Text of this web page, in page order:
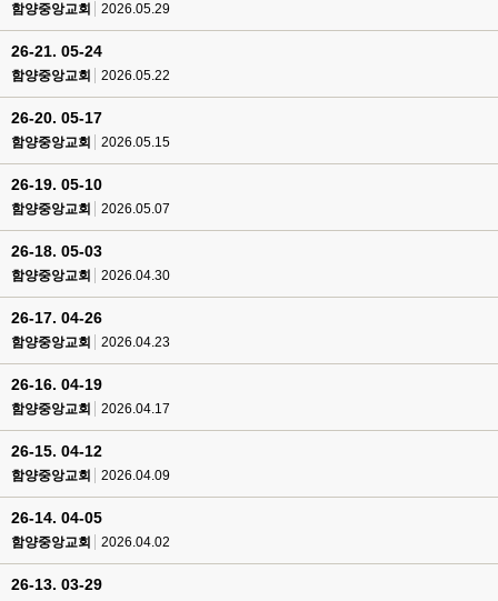
함양중앙교회 2026.05.29
26-21. 05-24
함양중앙교회 2026.05.22
26-20. 05-17
함양중앙교회 2026.05.15
26-19. 05-10
함양중앙교회 2026.05.07
26-18. 05-03
함양중앙교회 2026.04.30
26-17. 04-26
함양중앙교회 2026.04.23
26-16. 04-19
함양중앙교회 2026.04.17
26-15. 04-12
함양중앙교회 2026.04.09
26-14. 04-05
함양중앙교회 2026.04.02
26-13. 03-29